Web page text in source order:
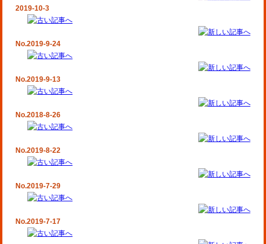
2019-10-3
No.2019-9-24
No.2019-9-13
No.2018-8-26
No.2019-8-22
No.2019-7-29
No.2019-7-17